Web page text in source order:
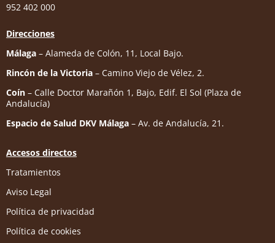
952 402 000
Direcciones
Málaga – Alameda de Colón, 11, Local Bajo.
Rincón de la Victoria – Camino Viejo de Vélez, 2.
Coín – Calle Doctor Marañón 1, Bajo, Edif. El Sol (Plaza de
Andalucía)
Espacio de Salud DKV Málaga – Av. de Andalucía, 21.
Accesos directos
Tratamientos
Aviso Legal
Política de privacidad
Política de cookies